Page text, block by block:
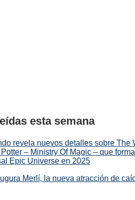
esta semana
revela nuevos detalles sobre The
– Ministry Of Magic – que
Epic Universe en 2025
Merlí, la nueva atracción de